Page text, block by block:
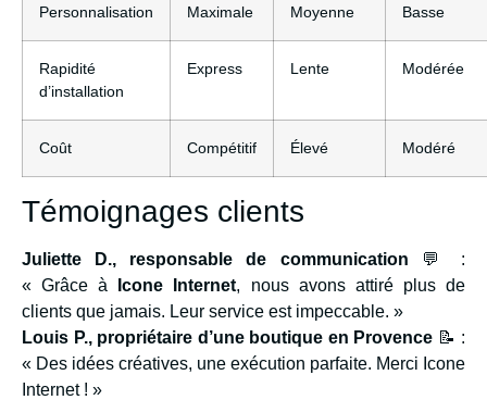
Personnalisation Maximale Moyenne Basse
Rapidité
d’installation
Express Lente Modérée
Coût Compétitif Élevé Modéré
Témoignages clients
Juliette D., responsable de communication 💬 :
« Grâce à
Icone Internet, nous avons attiré plus de
clients que jamais. Leur service est impeccable. »
Louis P., propriétaire d’une boutique en Provence 📝 :
« Des idées créatives, une exécution parfaite. Merci Icone
Internet ! »